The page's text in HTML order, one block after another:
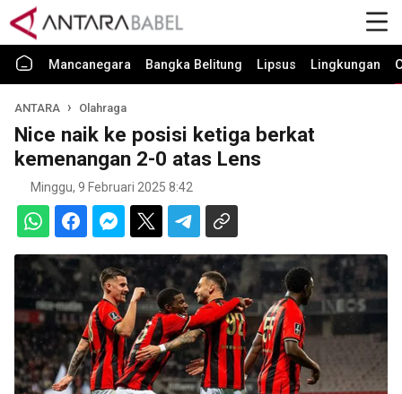
Mancanegara Bangka Belitung Lipsus Lingkungan
ANTARA Olahraga
Nice naik ke posisi ketiga berkat
kemenangan 2-0 atas Lens
Minggu, 9 Februari 2025 8:42